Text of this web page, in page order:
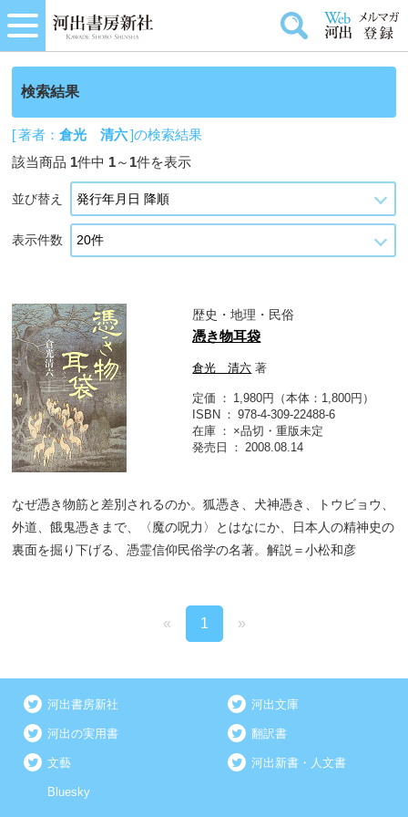
検索結果
[ 著者：倉光 清六]の検索結果
該当商品 1件中 1～ 1件を表示
並び替え
表示件数
歴史・地理・民俗
憑き物耳袋
倉光 清六 著
定価
1,980円（本体：1,800円）
ISBN
978-4-309-22488-6
在庫
×品切・重版未定
発売日
2008.08.14
なぜ憑き物筋と差別されるのか。狐憑き、犬神憑き、トウビョウ、
外道、餓鬼憑きまで、〈魔の呪力〉とはなにか、日本人の精神史の
裏面を掘り下げる、憑霊信仰民俗学の名著。解説＝小松和彦
« 1 »
河出書房新社 河出文庫
河出の実用書 翻訳書
文藝 河出新書・人文書
Bluesky